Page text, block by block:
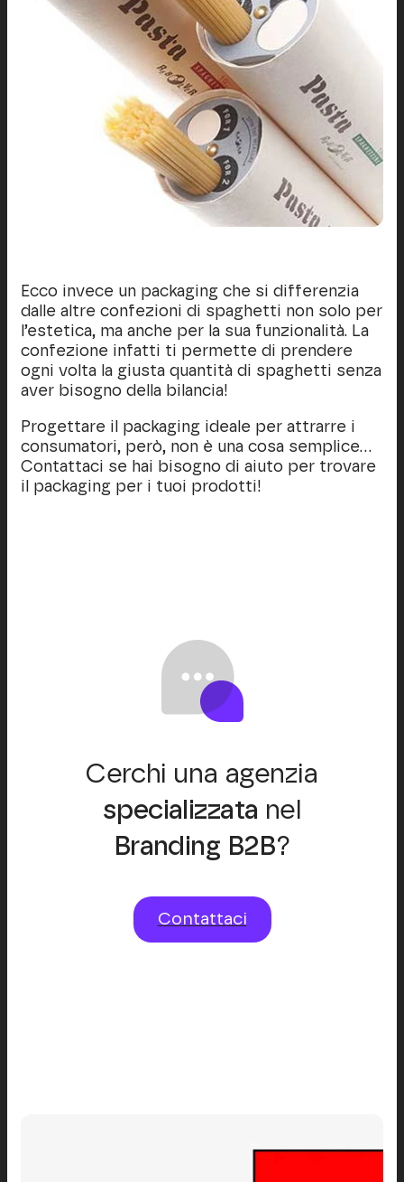
Ecco invece un packaging che si differenzia
dalle altre confezioni di spaghetti non solo per
l’estetica, ma anche per la sua funzionalità. La
confezione infatti ti permette di prendere
ogni volta la giusta quantità di spaghetti senza
aver bisogno della bilancia!
Progettare il packaging ideale per attrarre i
consumatori, però, non è una cosa semplice…
Contattaci se hai bisogno di aiuto per trovare
il packaging per i tuoi prodotti!
Cerchi una agenzia
specializzata nel
Branding B2B?
Contattaci